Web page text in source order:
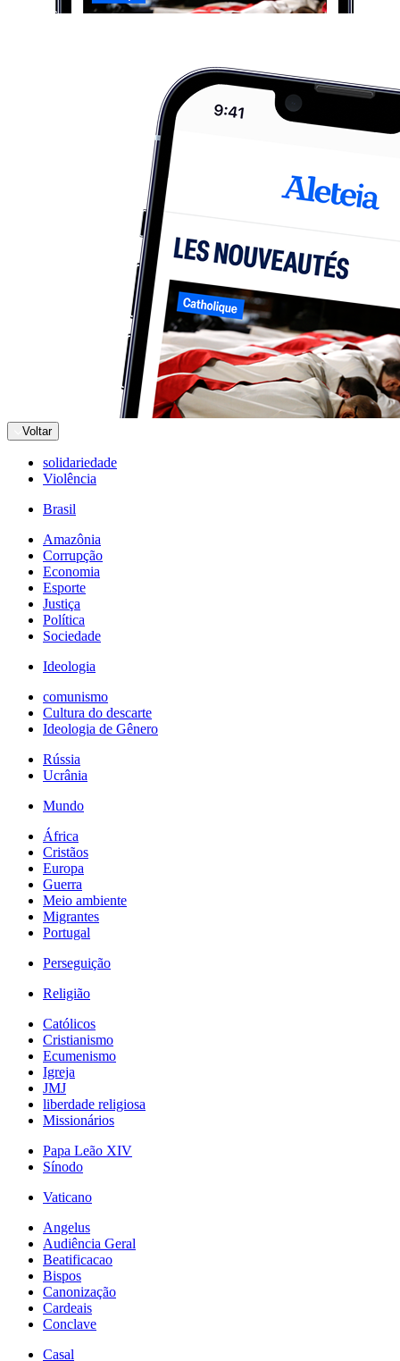
Voltar
solidariedade
Violência
Brasil
Amazônia
Corrupção
Economia
Esporte
Justiça
Política
Sociedade
Ideologia
comunismo
Cultura do descarte
Ideologia de Gênero
Rússia
Ucrânia
Mundo
África
Cristãos
Europa
Guerra
Meio ambiente
Migrantes
Portugal
Perseguição
Religião
Católicos
Cristianismo
Ecumenismo
Igreja
JMJ
liberdade religiosa
Missionários
Papa Leão XIV
Sínodo
Vaticano
Angelus
Audiência Geral
Beatificacao
Bispos
Canonização
Cardeais
Conclave
Casal